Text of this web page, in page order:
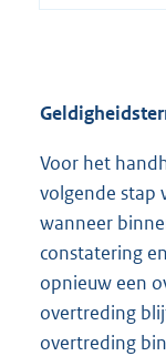
Voor het
volgende stap
wanneer
constatering
opnieuw een
overtreding
overtreding